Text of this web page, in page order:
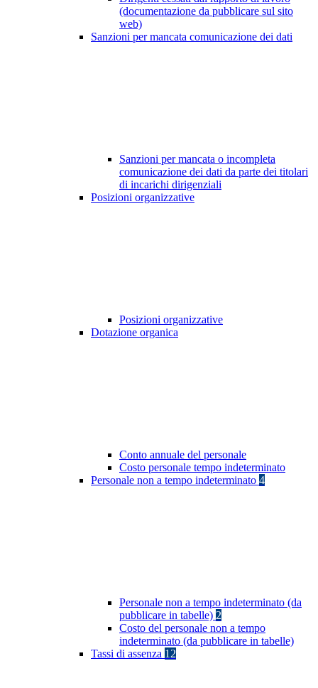
(documentazione da pubblicare sul sito
web)
Sanzioni per mancata comunicazione dei dati
Sanzioni per mancata o incompleta
comunicazione dei dati da parte dei titolari
di incarichi dirigenziali
Posizioni organizzative
Posizioni organizzative
Dotazione organica
Conto annuale del personale
Costo personale tempo indeterminato
Personale non a tempo indeterminato 4
Personale non a tempo indeterminato (da
pubblicare in tabelle) 2
Costo del personale non a tempo
indeterminato (da pubblicare in tabelle)
Tassi di assenza 12